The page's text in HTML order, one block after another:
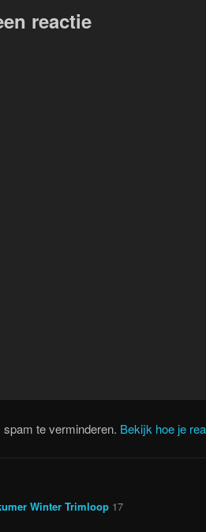
reactie
te verminderen. Bekijk hoe je
Winter Trimloop 17